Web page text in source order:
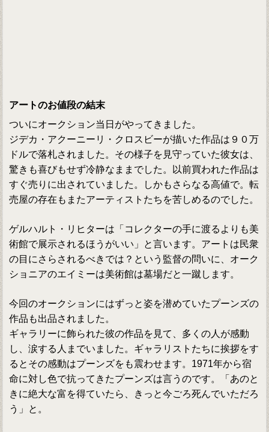
アートのお値段の結末
ついにオークション当日がやってきました。
ジデカ・アクーニーリ・クロスビーが描いた作品は９０万
ドルで落札されました。その様子を見守っていた彼女は、
驚きも喜びもせず冷静なままでした。以前買われた作品は
すぐ売りに出されていました。しかもさらなる高値で。転
売屋の存在もまたアーティストたちを苦しめるのでした。
ゲルハルト・リヒターは「コレクターの手に渡るよりも美
術館で展示されるほうがいい」と言います。アートは民衆
の目にさらされるべきでは？という監督の問いに、オーク
ショニアのエイミーは美術館は墓場だと一蹴します。
今回のオークションにはずっと姿を潜めていたプーンズの
作品も出品されました。
ギャラリーに飾られた彼の作品を見て、多くの人が感動
し、涙する人までいました。ギャラリストたちに挨拶をす
るとその感動はプーンズをも震わせます。1971年から宿
命に対し色で抗ってきたプーンズは言うのです。「あのと
きに絶大な富を得ていたら、きっと今ごろ死んでいただろ
う」と。